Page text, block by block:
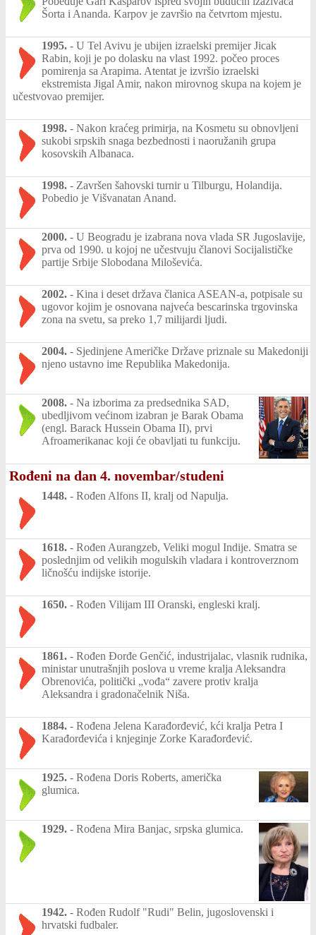
Šorta i Ananda. Karpov je završio na četvrtom mjestu.
1995. - U Tel Avivu je ubijen izraelski premijer Jicak
Rabin, koji je po dolasku na vlast 1992. počeo proces
pomirenja sa Arapima. Atentat je izvršio izraelski
ekstremista Jigal Amir, nakon mirovnog skupa na kojem je
učestvovao premijer.
1998. - Nakon kraćeg primirja, na Kosmetu su obnovljeni
sukobi srpskih snaga bezbednosti i naoružanih grupa
kosovskih Albanaca.
1998. - Završen šahovski turnir u Tilburgu, Holandija.
Pobedio je Višvanatan Anand.
2000. - U Beogradu je izabrana nova vlada SR Jugoslavije,
prva od 1990. u kojoj ne učestvuju članovi Socijalističke
partije Srbije Slobodana Miloševića.
2002. - Kina i deset država članica ASEAN-a, potpisale su
ugovor kojim je osnovana najveća bescarinska trgovinska
zona na svetu, sa preko 1,7 milijardi ljudi.
2004. - Sjedinjene Američke Države priznale su Makedoniji
njeno ustavno ime Republika Makedonija.
2008. - Na izborima za predsednika SAD,
ubedljivom većinom izabran je Barak Obama
(engl. Barack Hussein Obama II), prvi
Afroamerikanac koji će obavljati tu funkciju.
Rođeni na dan 4. novembar/studeni
1448. - Rođen Alfons II, kralj od Napulja.
1618. - Rođen Aurangzeb, Veliki mogul Indije. Smatra se
poslednjim od velikih mogulskih vladara i kontroverznom
ličnošću indijske istorije.
1650. - Rođen Vilijam III Oranski, engleski kralj.
1861. - Rođen Đorđe Genčić, industrijalac, vlasnik rudnika,
ministar unutrašnjih poslova u vreme kralja Aleksandra
Obrenovića, politički „vođa“ zavere protiv kralja
Aleksandra i gradonačelnik Niša.
1884. - Rođena Jelena Karađorđević, kći kralja Petra I
Karađorđevića i knjeginje Zorke Karađorđević.
1925. - Rođena Doris Roberts, američka
glumica.
1929. - Rođena Mira Banjac, srpska glumica.
1942. - Rođen Rudolf "Rudi" Belin, jugoslovenski i
hrvatski fudbaler.